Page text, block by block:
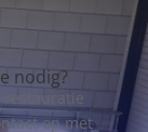
nodig?
restauratie
op met